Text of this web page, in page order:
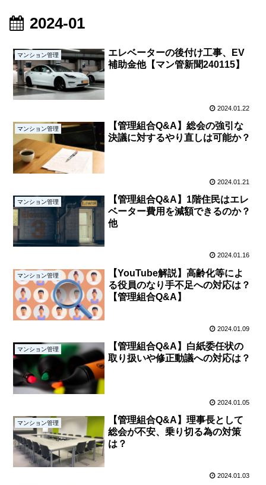
2024-01
マンション管理
エレベーターの後付け工事、EV
補助金他【マン管新聞240115】
2024.01.22
マンション管理
【管理組合Q&A】総会の強引な
決議に対するやり直しは可能か？
2024.01.21
マンション管理
【管理組合Q&A】1階住民はエレ
ベーター費用を減額できるのか？
他
2024.01.16
マンション管理
【YouTube解説】高齢化等によ
る役員のなり手不足への対応は？
【管理組合Q&A】
2024.01.09
マンション管理
【管理組合Q&A】白紙委任状の
取り扱いや修正動議への対応は？
2024.01.05
マンション管理
【管理組合Q&A】理事長として
総会が不安、乗り切る為の対策
は？
2024.01.03